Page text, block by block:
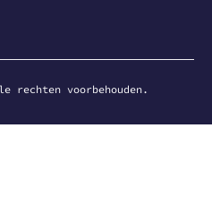
rechten voorbehouden.